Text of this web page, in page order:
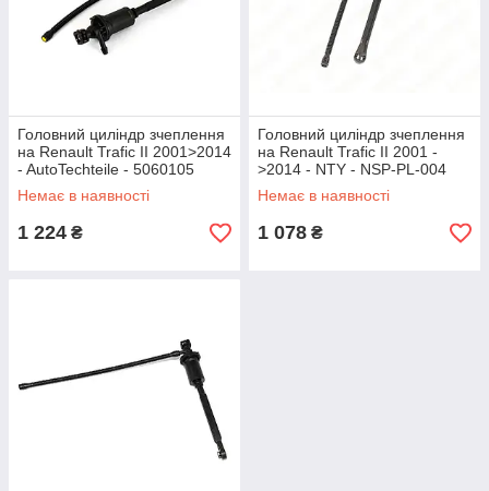
Головний циліндр зчеплення
на Renault Trafic II 2001>2014
- AutoTechteile - 5060105
Немає в наявності
1 224 ₴
Головний циліндр зчеплення
на Renault Trafic II 2001 -
>2014 - NTY - NSP-PL-004
Немає в наявності
1 078 ₴